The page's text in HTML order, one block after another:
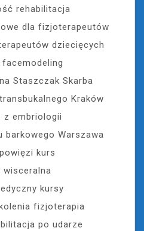
rehabilitacja
dla fizjoterapeutów
dziecięcych
Staszczak Skarba
Kraków
z embriologii
barkowego Warszawa
kurs
wisceralna
kursy
fizjoterapia
po udarze